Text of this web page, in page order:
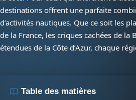
destinations offrent une parfaite
d’activités nautiques. Que ce soit les
de la France, les criques cachées de la
étendues de la Côte d’Azur, chaque
Table des matières